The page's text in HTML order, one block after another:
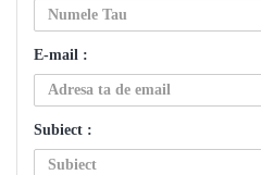
E-mail :
Subiect :